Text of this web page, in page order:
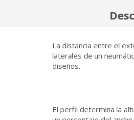
La distancia entre el
laterales de un
diseños.
El perfil determina la